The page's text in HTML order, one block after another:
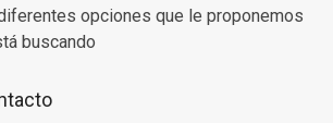
opciones que le proponemos
buscando